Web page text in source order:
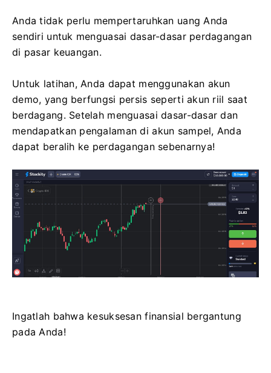
Anda tidak perlu mempertaruhkan uang Anda
sendiri untuk menguasai dasar-dasar perdagangan
di pasar keuangan.
Untuk latihan, Anda dapat menggunakan akun
demo, yang berfungsi persis seperti akun riil saat
berdagang. Setelah menguasai dasar-dasar dan
mendapatkan pengalaman di akun sampel, Anda
dapat beralih ke perdagangan sebenarnya!
Ingatlah bahwa kesuksesan finansial bergantung
pada Anda!